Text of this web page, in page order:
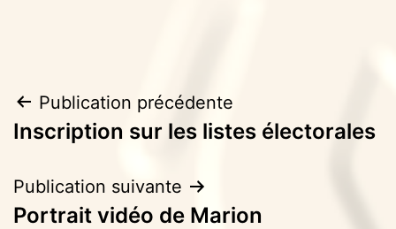
Navigation
de
l’article
Publication précédente
Inscription sur les listes électorales
Publication suivante
Portrait vidéo de Marion